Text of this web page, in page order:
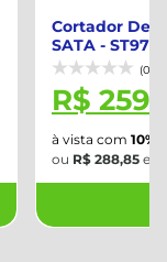
Cortador De
SATA -
(0)
R$
à vista com 10%
ou R$ 288,85 em